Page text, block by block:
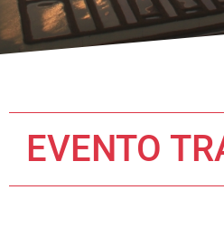
EVENTO